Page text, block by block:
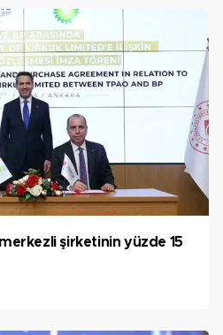
şirketinin yüzde 15